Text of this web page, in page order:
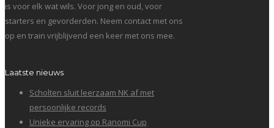
is voor elk wat wils. Voor jong en oud, voor
starters en gevorderden. Neem contact met ons
op en train vrijblijvend een keer met ons mee.
Laatste nieuws
Scholten sluit leerzaam NK af met
persoonlijke records
Unieke ervaring op Ranomi Cup